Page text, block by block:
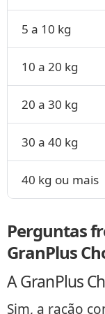
5 a 10 kg
10 a 20 kg
20 a 30 kg
30 a 40 kg
40 kg ou mais
Perguntas
GranPlus
A GranPlus
Sim, a ração